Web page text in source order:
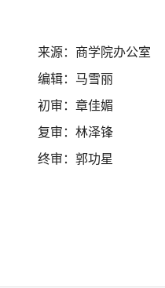
来源：商学院办公室
编辑：马雪丽
初审：章佳媚
复审：林泽锋
终审：郭功星